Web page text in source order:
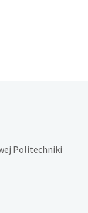
Politechniki